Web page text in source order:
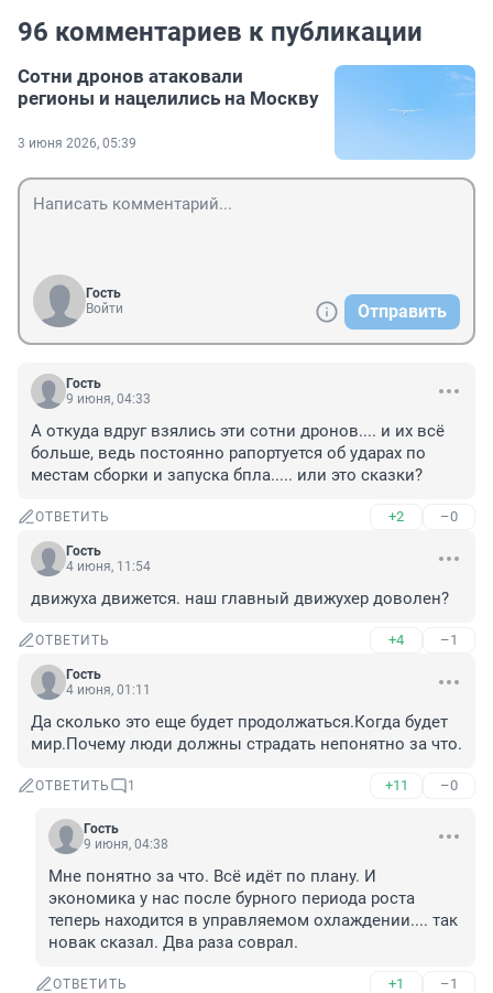
96 комментариев к публикации
Сотни дронов атаковали
регионы и нацелились на Москву
3 июня 2026, 05:39
Гость
Войти
Отправить
Гость
9 июня, 04:33
А откуда вдруг взялись эти сотни дронов.... и их всё
больше, ведь постоянно рапортуется об ударах по
местам сборки и запуска бпла..... или это сказки?
ОТВЕТИТЬ +2 –0
Гость
4 июня, 11:54
движуха движется. наш главный движухер доволен?
ОТВЕТИТЬ +4 –1
Гость
4 июня, 01:11
Да сколько это еще будет продолжаться.Когда будет
мир.Почему люди должны страдать непонятно за что.
ОТВЕТИТЬ 1 +11 –0
Гость
9 июня, 04:38
Мне понятно за что. Всё идёт по плану. И
экономика у нас после бурного периода роста
теперь находится в управляемом охлаждении.... так
новак сказал. Два раза соврал.
ОТВЕТИТЬ +1 –1